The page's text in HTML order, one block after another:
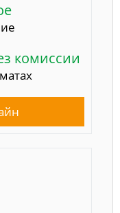
комиссии